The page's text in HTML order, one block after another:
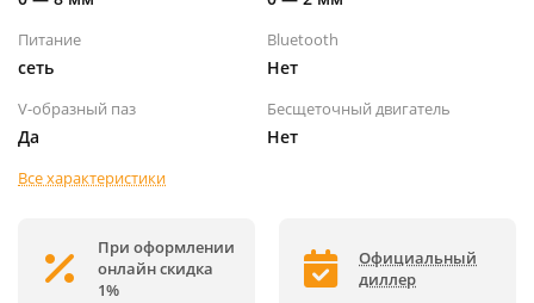
Питание
сеть
Bluetooth
Нет
V-образный паз
Да
Бесщеточный двигатель
Нет
Все характеристики
При оформлении
онлайн скидка
1%
Официальный
диллер